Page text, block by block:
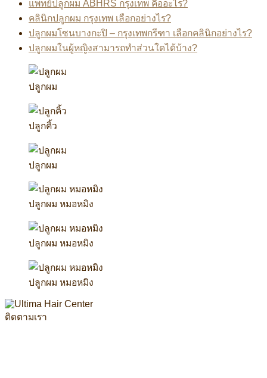
แพทย์ปลูกผม ABHRS กรุงเทพ คืออะไร?
คลินิกปลูกผม กรุงเทพ เลือกอย่างไร?
ปลูกผมโซนบางกะปิ – กรุงเทพกรีฑา เลือกคลินิกอย่างไร?
ปลูกผมในผู้หญิงสามารถทำส่วนใดได้บ้าง?
ปลูกผม
ปลูกคิ้ว
ปลูกผม
ปลูกผม หมอหมิง
ปลูกผม หมอหมิง
ปลูกผม หมอหมิง
ติดตามเรา